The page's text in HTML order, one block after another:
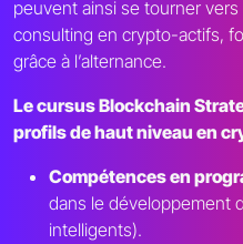
peuvent ainsi se tourner
consulting en crypto-actifs,
grâce à l’alternance.
Le cursus Blockchain
profils de haut niveau en
Compétences en
dans le développement
intelligents).